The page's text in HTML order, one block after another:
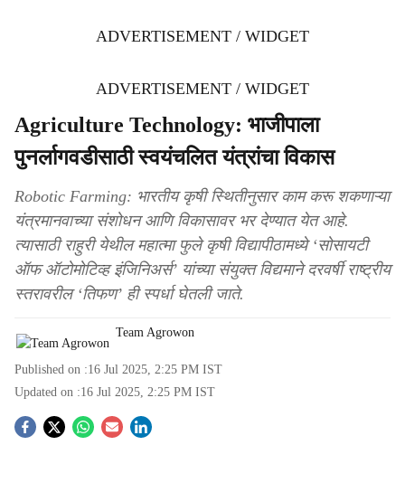
ADVERTISEMENT / WIDGET
ADVERTISEMENT / WIDGET
Agriculture Technology: भाजीपाला
पुनर्लागवडीसाठी स्वयंचलित यंत्रांचा विकास
Robotic Farming: भारतीय कृषी स्थितीनुसार काम करू शकणाऱ्या
यंत्रमानवाच्या संशोधन आणि विकासावर भर देण्यात येत आहे.
त्यासाठी राहुरी येथील महात्मा फुले कृषी विद्यापीठामध्ये ‘सोसायटी
ऑफ ऑटोमोटिव्ह इंजिनिअर्स’ यांच्या संयुक्त विद्यमाने दरवर्षी राष्ट्रीय
स्तरावरील ‘तिफण’ ही स्पर्धा घेतली जाते.
Team Agrowon
Published on :16 Jul 2025, 2:25 PM IST
Updated on :16 Jul 2025, 2:25 PM IST
S